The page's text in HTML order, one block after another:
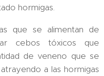
hormigas.
que se alimentan de
cebos tóxicos que
de veneno que se
a las hormigas